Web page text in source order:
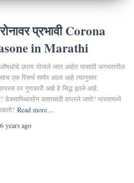
प्रभावी Corona
in Marathi
औषधांचे उपाय योजले जात आहेत यासाठी जगभरातील
एक रिसर्च समोर आला आहे त्यानुसार
वर गुणकारी आहे हे सिद्ध झाले आहे.
कशासाठी वापरले जाते? भारतामध्ये
Read more…
6 years ago